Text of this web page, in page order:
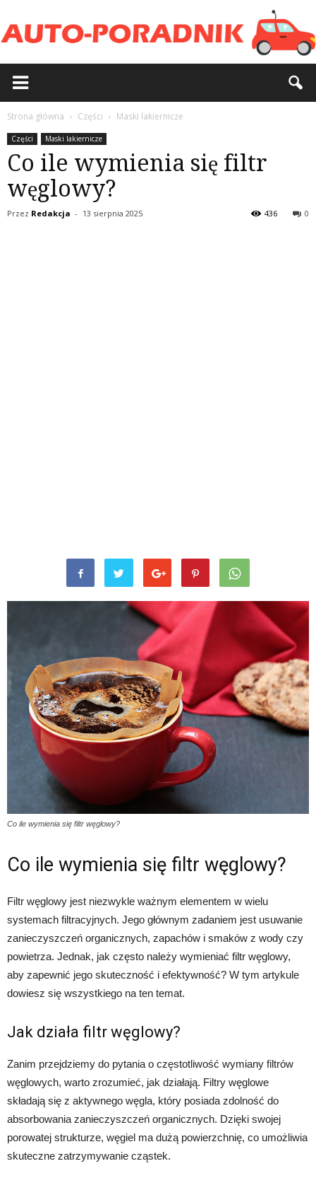
Strona główna Części Maski lakiernicze
Części Maski lakiernicze
Co ile wymienia się filtr
węglowy?
Przez Redakcja - 13 sierpnia 2025 0
436
Co ile wymienia się filtr węglowy?
Co ile wymienia się filtr węglowy?
Filtr węglowy jest niezwykle ważnym elementem w wielu
systemach filtracyjnych. Jego głównym zadaniem jest usuwanie
zanieczyszczeń organicznych, zapachów i smaków z wody czy
powietrza. Jednak, jak często należy wymieniać filtr węglowy,
aby zapewnić jego skuteczność i efektywność? W tym artykule
dowiesz się wszystkiego na ten temat.
Jak działa filtr węglowy?
Zanim przejdziemy do pytania o częstotliwość wymiany filtrów
węglowych, warto zrozumieć, jak działają. Filtry węglowe
składają się z aktywnego węgla, który posiada zdolność do
absorbowania zanieczyszczeń organicznych. Dzięki swojej
porowatej strukturze, węgiel ma dużą powierzchnię, co umożliwia
skuteczne zatrzymywanie cząstek.